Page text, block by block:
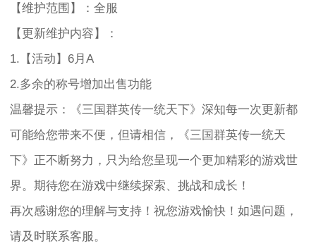
【维护范围】：全服
【更新维护内容】：
1.【活动】6月A
2.多余的称号增加出售功能
温馨提示：《三国群英传一统天下》深知每一次更新都
可能给您带来不便，但请相信，《三国群英传一统天
下》正不断努力，只为给您呈现一个更加精彩的游戏世
界。期待您在游戏中继续探索、挑战和成长！
再次感谢您的理解与支持！祝您游戏愉快！如遇问题，
请及时联系客服。